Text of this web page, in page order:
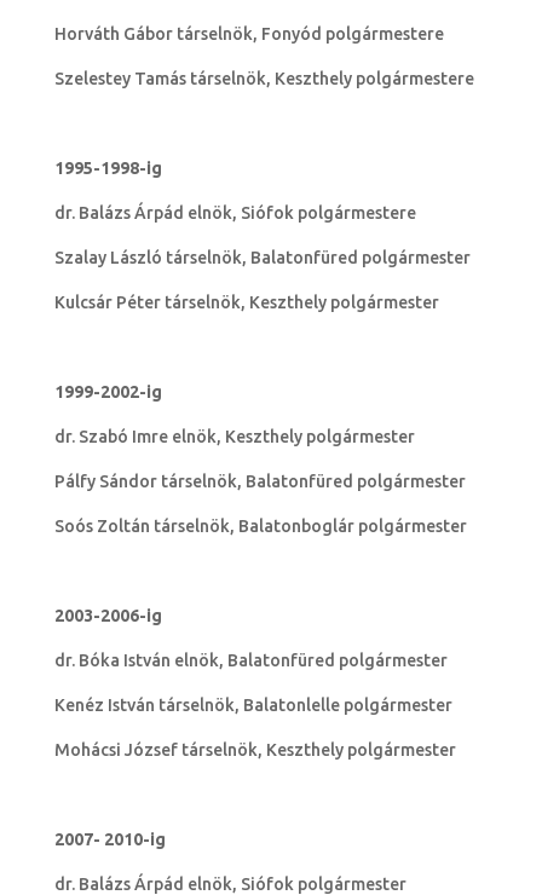
Horváth Gábor társelnök, Fonyód polgármestere
Szelestey Tamás társelnök, Keszthely polgármestere
1995-1998-ig
dr. Balázs Árpád elnök, Siófok polgármestere
Szalay László társelnök, Balatonfüred polgármester
Kulcsár Péter társelnök, Keszthely polgármester
1999-2002-ig
dr. Szabó Imre elnök, Keszthely polgármester
Pálfy Sándor társelnök, Balatonfüred polgármester
Soós Zoltán társelnök, Balatonboglár polgármester
2003-2006-ig
dr. Bóka István elnök, Balatonfüred polgármester
Kenéz István társelnök, Balatonlelle polgármester
Mohácsi József társelnök, Keszthely polgármester
2007- 2010-ig
dr. Balázs Árpád elnök, Siófok polgármester